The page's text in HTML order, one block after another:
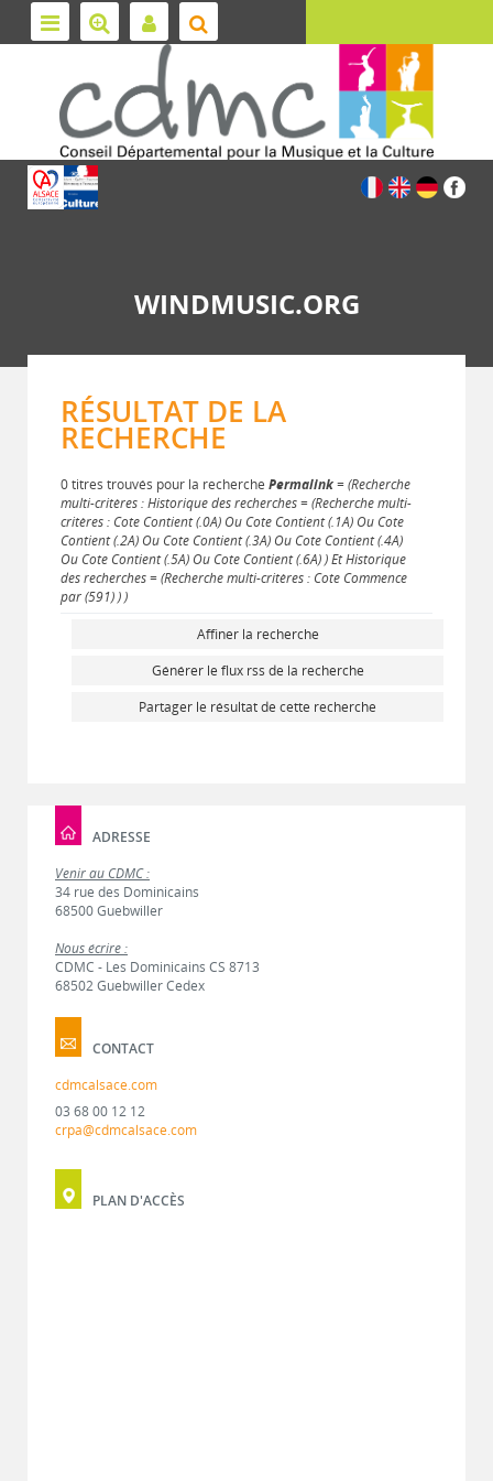
WINDMUSIC.ORG
RÉSULTAT DE LA
RECHERCHE
0 titres trouvés pour la recherche Permalink= (Recherche
multi-critères : Historique des recherches = (Recherche multi-
critères : Cote Contient (.0A) Ou Cote Contient (.1A) Ou Cote
Contient (.2A) Ou Cote Contient (.3A) Ou Cote Contient (.4A)
Ou Cote Contient (.5A) Ou Cote Contient (.6A) ) Et Historique
des recherches = (Recherche multi-critères : Cote Commence
par (591) ) )
Affiner la recherche
Générer le flux rss de la recherche
Partager le résultat de cette recherche
ADRESSE
Venir au CDMC :
34 rue des Dominicains
68500 Guebwiller
Nous écrire :
CDMC - Les Dominicains CS 8713
68502 Guebwiller Cedex
CONTACT
cdmcalsace.com
03 68 00 12 12
crpa@cdmcalsace.com
PLAN D'ACCÈS